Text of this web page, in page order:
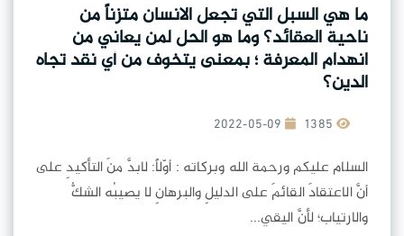
ما هي السبل التي تجعل الانسان متزناً من
ناحية العقائد؟ وما هو الحل لمن يعاني من
انهدام المعرفة ؛ بمعنى يتخوف من أي نقد تجاه
الدين؟
2022-05-09
السلام عليكم ورحمة الله وبركاته : أوّلاً: لابدَّ منَ التأكيدِ على
أنَّ الاعتقادَ القائمَ على الدليلِ والبرهانِ لا يصيبُه الشكُّ
والارتياب؛ لأنَّ اليقي...